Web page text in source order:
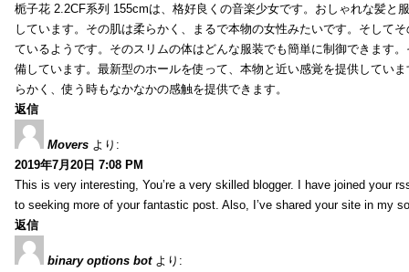
栀子花 2.2CF系列 155cmは、格好良くの音楽少女です。おしゃれな髪と
しています。その肌は柔らかく、まるで本物の女性みたいです。そして
ているようです。そのスリムの体はどんな服装でも簡単に制御できます
備しています。最新型のホールを使って、本物と近い感覚を提供してい
らかく、使う時もなかなかの感触を提供できます。
返信
Movers より:
2019年7月20日 7:08 PM
This is very interesting, You’re a very skilled blogger. I have joined your
to seeking more of your fantastic post. Also, I’ve shared your site in my
返信
binary options bot より: